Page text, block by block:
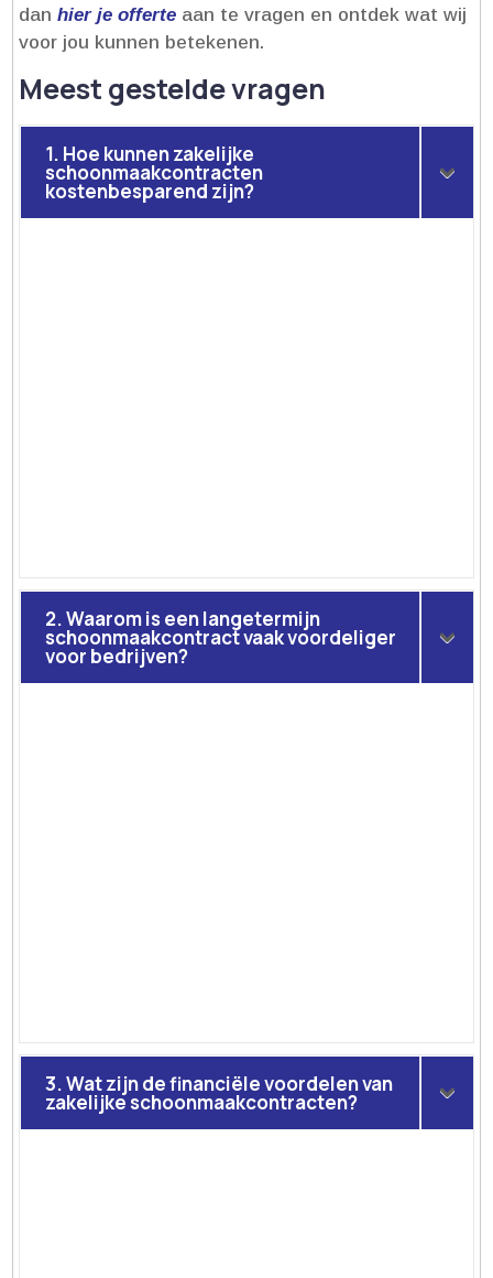
danhier je offerte aan te vragen en ontdek wat wij
voor jou kunnen betekenen.​
Meest gestelde vragen
1. Hoe kunnen zakelijke
schoonmaakcontracten
kostenbesparend zijn?
2. Waarom is een langetermijn
schoonmaakcontract vaak voordeliger
voor bedrijven?
3. Wat zijn de financiële voordelen van
zakelijke schoonmaakcontracten?